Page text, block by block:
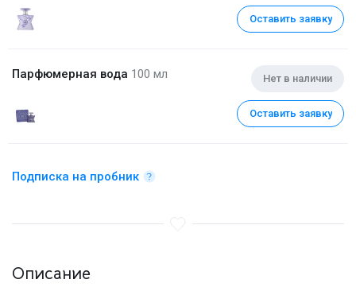
Оставить заявку
Парфюмерная вода 100 мл Нет в наличии
Оставить заявку
Подписка на пробник
Описание